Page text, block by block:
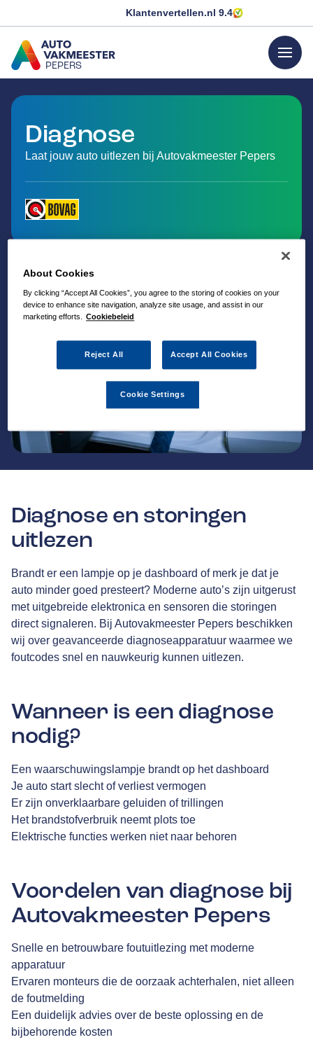
Klantenvertellen.nl 9.4
PEPERS
GA NAAR DE HOMEPAGINA
menu
Diagnose
Laat jouw auto uitlezen bij Autovakmeester Pepers
Diagnose en storingen
uitlezen
Brandt er een lampje op je dashboard of merk je dat je
auto minder goed presteert? Moderne auto’s zijn uitgerust
met uitgebreide elektronica en sensoren die storingen
direct signaleren. Bij Autovakmeester Pepers beschikken
wij over geavanceerde diagnoseapparatuur waarmee we
foutcodes snel en nauwkeurig kunnen uitlezen.
Wanneer is een diagnose
nodig?
Een waarschuwingslampje brandt op het dashboard
Je auto start slecht of verliest vermogen
Er zijn onverklaarbare geluiden of trillingen
Het brandstofverbruik neemt plots toe
Elektrische functies werken niet naar behoren
Voordelen van diagnose bij
Autovakmeester Pepers
Snelle en betrouwbare foutuitlezing met moderne
apparatuur
Ervaren monteurs die de oorzaak achterhalen, niet alleen
de foutmelding
Een duidelijk advies over de beste oplossing en de
bijbehorende kosten
About Cookies
By clicking “Accept All Cookies”, you agree to the storing of cookies on your
device to enhance site navigation, analyze site usage, and assist in our
marketing efforts.
Cookiebeleid
Reject All Accept All Cookies
Cookie Settings